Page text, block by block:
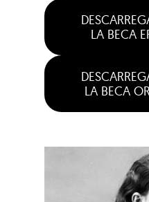
LA BECA
LA BECA